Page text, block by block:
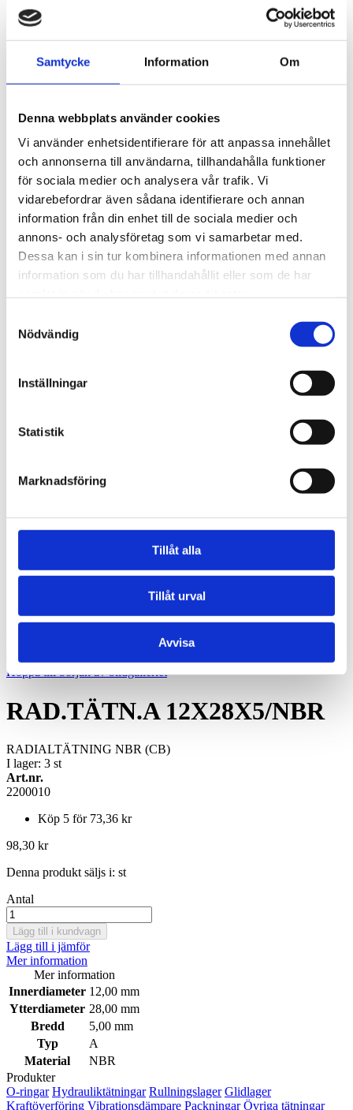
Samtycke Information Om
Denna webbplats använder cookies
Vi använder enhetsidentifierare för att anpassa innehållet
och annonserna till användarna, tillhandahålla funktioner
för sociala medier och analysera vår trafik. Vi
vidarebefordrar även sådana identifierare och annan
information från din enhet till de sociala medier och
annons- och analysföretag som vi samarbetar med.
Dessa kan i sin tur kombinera informationen med annan
information som du har tillhandahållit eller som de har
Nödvändig
Inställningar
Statistik
Marknadsföring
Tillåt alla
Tillåt urval
Avvisa
Spårkullager
Sfäriska rullager
Koniska rullager
Lagerenheter och tillbehör
Ledlager
Nållager och tillbehör
Klämhyslor, KM-mutter och MB-brickor
Glidlager
MU P - PTFE, självsmörjande, rak
MU F - PTFE, självsmörjande, fläns
MU W - PTFE, självsmörjande, tryckbricka
MX S - POM, smörjbar, glidplatta
BRM-10 F - Rullad brons, fickor, fläns
Smalkilremmar
Klassiska kilremmar
Koniska klämbussningar
Spännelement
Kedjelås
Vibrationsdämpare
Konto
Hoppa till slutet av bildgalleriet
Hoppa till början av bildgalleriet
RAD.TÄTN.A 12X28X5/NBR
RADIALTÄTNING NBR (CB)
I lager: 3 st
Art.nr.
2200010
Köp 5 för 73,36 kr
98,30 kr
Denna produkt säljs i: st
Antal
Lägg till i kundvagn
Lägg till i jämför
Mer information
Mer information
Innerdiameter 12,00 mm
Ytterdiameter 28,00 mm
Bredd
5,00 mm
Typ
A
Material
NBR
Produkter
O-ringar Hydrauliktätningar Rullningslager Glidlager
Kraftöverföring Vibrationsdämpare Packningar Övriga tätningar